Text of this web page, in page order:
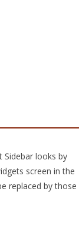
Sidebar looks by
screen in the
replaced by those